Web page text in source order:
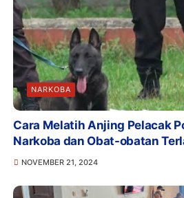
NARKOBA
Cara Melatih Anjing Pelacak
Narkoba dan Obat-obatan
NOVEMBER 21, 2024